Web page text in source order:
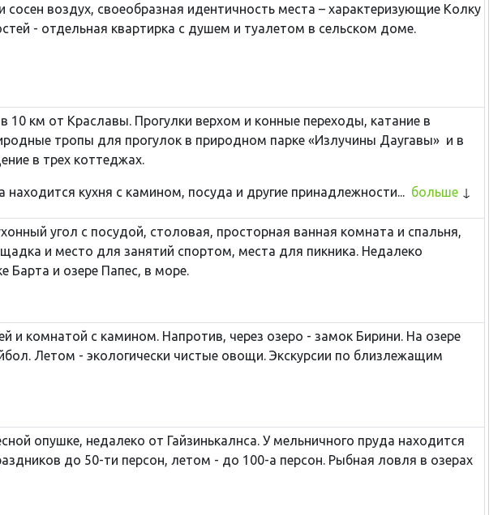
воздух, своеобразная идентичность места – характеризующие Колку
- отдельная квартирка с душем и туалетом в сельском доме.
10 км от Краславы. Прогулки верхом и конные переходы, катание в
тропы для прогулок в природном парке «Излучины Даугавы» и в
в трех коттеджах.
кухня с камином, посуда и другие принадлежности... больше
угол с посудой, столовая, просторная ванная комната и спальня,
и место для занятий спортом, места для пикника. Недалеко
Барта и озере Папеc, в море.
и комнатой с камином. Напротив, через озеро - замок Бирини. На озере
Летом - экологически чистые овощи. Экскурсии по близлежащим
опушке, недалеко от Гайзинькалнса. У мельничного пруда находится
до 50-ти персон, летом - до 100-а персон. Рыбная ловля в озерах